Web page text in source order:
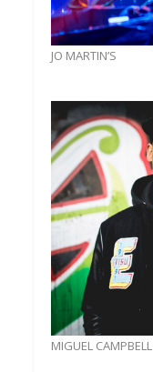
JO MARTIN’S
MIGUEL CAMPBELL